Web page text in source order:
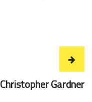
Christopher Gardner